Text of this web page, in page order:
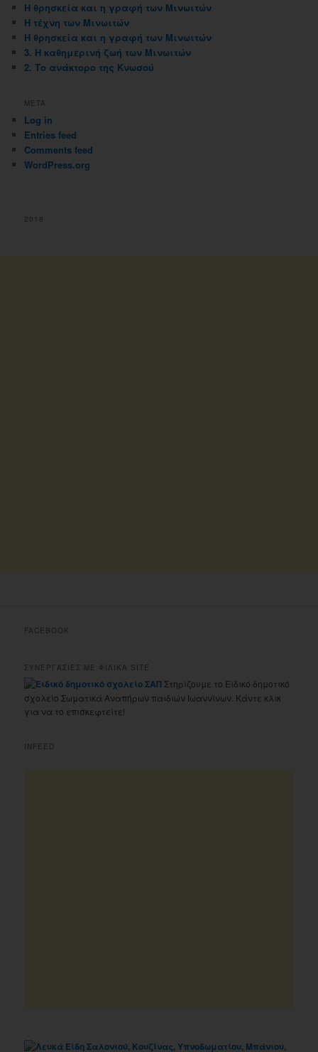
Η θρησκεία και η γραφή των Μινωιτών
Η τέχνη των Μινωιτών
Η θρησκεία και η γραφή των Μινωιτών
3. Η καθημερινή ζωή των Μινωιτών
2. Το ανάκτορο της Κνωσού
META
Log in
Entries feed
Comments feed
WordPress.org
2018
FACEBOOK
ΣΥΝΕΡΓΑΣΙΕΣ ΜΕ ΦΙΛΙΚΑ SITE
Στηρίζουμε το Ειδικό δημοτικό
σχολείο Σωματικά Αναπήρων παιδιών Ιωαννίνων. Κάντε κλικ
για να το επισκεφτείτε!
INFEED